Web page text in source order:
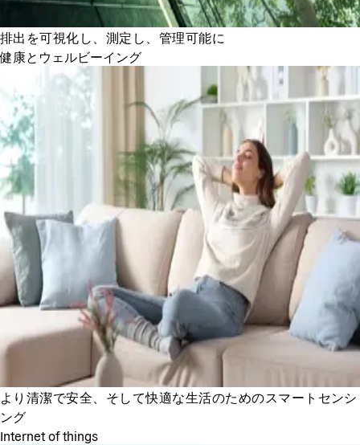
排出を可視化し、測定し、管理可能に
健康とウェルビーイング
より清潔で安全、そして快適な生活のためのスマートセンシ
ング
Internet of things